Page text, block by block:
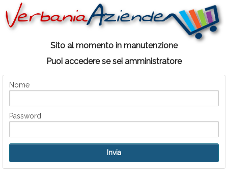
Sito al momento in manutenzione
Puoi accedere se sei amministratore
Nome
Password